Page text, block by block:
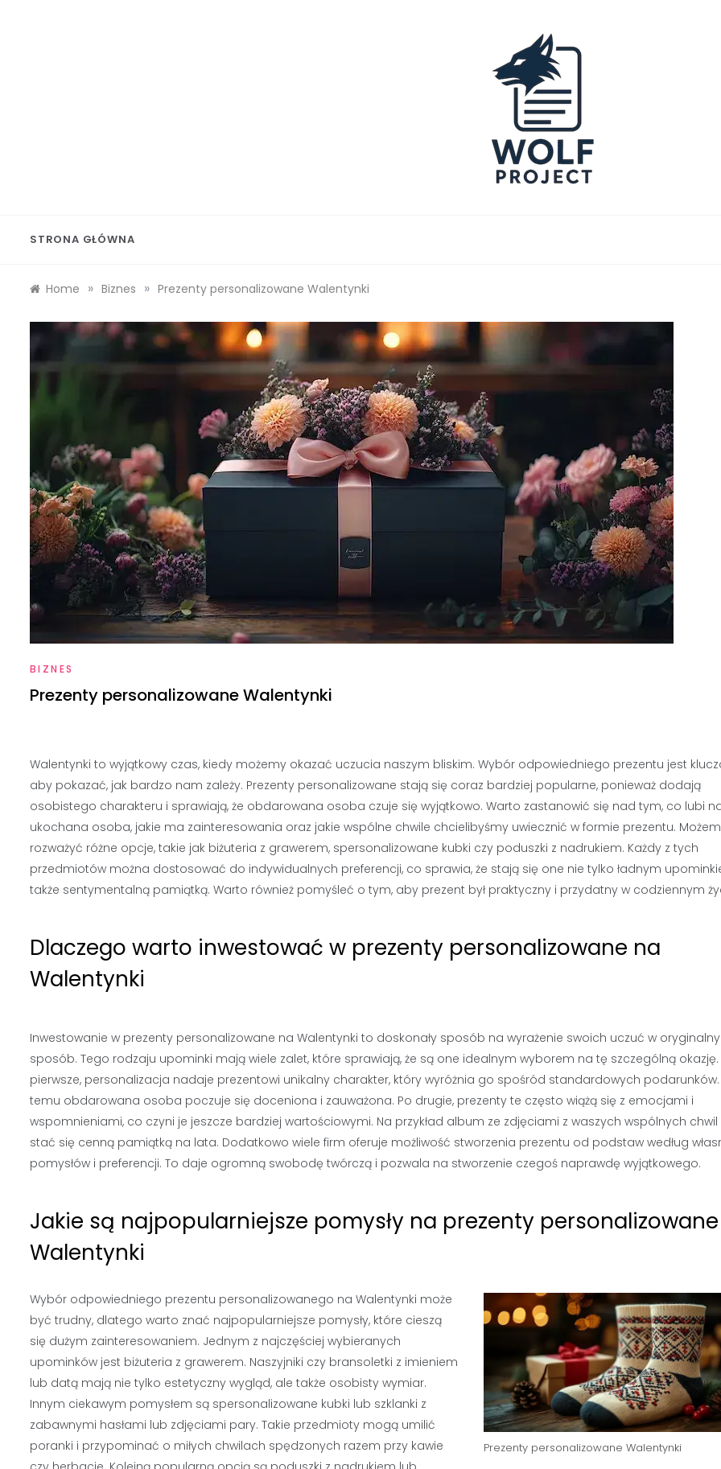
STRONA GŁÓWNA
Home » Biznes » Prezenty personalizowane Walentynki
BIZNES
Prezenty personalizowane Walentynki
Walentynki to wyjątkowy czas, kiedy możemy okazać uczucia naszym bliskim. Wybór odpowiedniego prezentu jest
aby pokazać, jak bardzo nam zależy. Prezenty personalizowane stają się coraz bardziej popularne, ponieważ dodają
osobistego charakteru i sprawiają, że obdarowana osoba czuje się wyjątkowo. Warto zastanowić się nad tym, co lubi
ukochana osoba, jakie ma zainteresowania oraz jakie wspólne chwile chcielibyśmy uwiecznić w formie prezentu.
rozważyć różne opcje, takie jak biżuteria z grawerem, spersonalizowane kubki czy poduszki z nadrukiem. Każdy z tych
przedmiotów można dostosować do indywidualnych preferencji, co sprawia, że stają się one nie tylko ładnym
także sentymentalną pamiątką. Warto również pomyśleć o tym, aby prezent był praktyczny i przydatny w codziennym
Dlaczego warto inwestować w prezenty personalizowane na
Walentynki
Inwestowanie w prezenty personalizowane na Walentynki to doskonały sposób na wyrażenie swoich uczuć w oryginalny
sposób. Tego rodzaju upominki mają wiele zalet, które sprawiają, że są one idealnym wyborem na tę szczególną okazję.
pierwsze, personalizacja nadaje prezentowi unikalny charakter, który wyróżnia go spośród standardowych podarunków.
temu obdarowana osoba poczuje się doceniona i zauważona. Po drugie, prezenty te często wiążą się z emocjami i
wspomnieniami, co czyni je jeszcze bardziej wartościowymi. Na przykład album ze zdjęciami z waszych wspólnych chwil
stać się cenną pamiątką na lata. Dodatkowo wiele firm oferuje możliwość stworzenia prezentu od podstaw według
pomysłów i preferencji. To daje ogromną swobodę twórczą i pozwala na stworzenie czegoś naprawdę wyjątkowego.
Jakie są najpopularniejsze pomysły na prezenty
Walentynki
Prezenty personalizowane Walentynki
Wybór odpowiedniego prezentu personalizowanego na Walentynki może
być trudny, dlatego warto znać najpopularniejsze pomysły, które cieszą
się dużym zainteresowaniem. Jednym z najczęściej wybieranych
upominków jest biżuteria z grawerem. Naszyjniki czy bransoletki z imieniem
lub datą mają nie tylko estetyczny wygląd, ale także osobisty wymiar.
Innym ciekawym pomysłem są spersonalizowane kubki lub szklanki z
zabawnymi hasłami lub zdjęciami pary. Takie przedmioty mogą umilić
poranki i przypominać o miłych chwilach spędzonych razem przy kawie